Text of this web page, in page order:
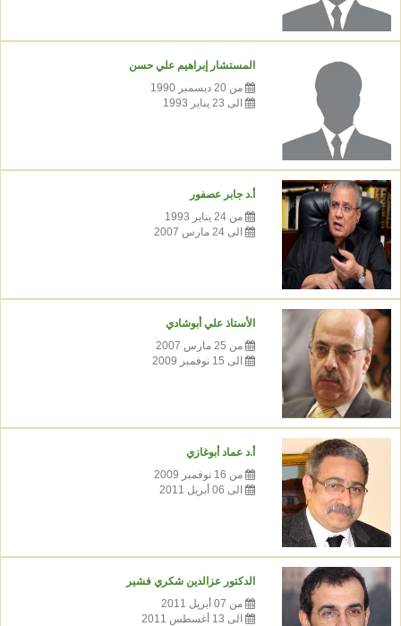
المستشار إبراهيم علي حسن
من 20 ديسمبر 1990
الى 23 يناير 1993
أ.د جابر عصفور
من 24 يناير 1993
الى 24 مارس 2007
الأستاذ علي أبوشادي
من 25 مارس 2007
الى 15 نوفمبر 2009
أ.د عماد أبوغازي
من 16 نوفمبر 2009
الى 06 أبريل 2011
الدكتور عزالدين شكري فشير
من 07 أبريل 2011
الى 13 أغسطس 2011